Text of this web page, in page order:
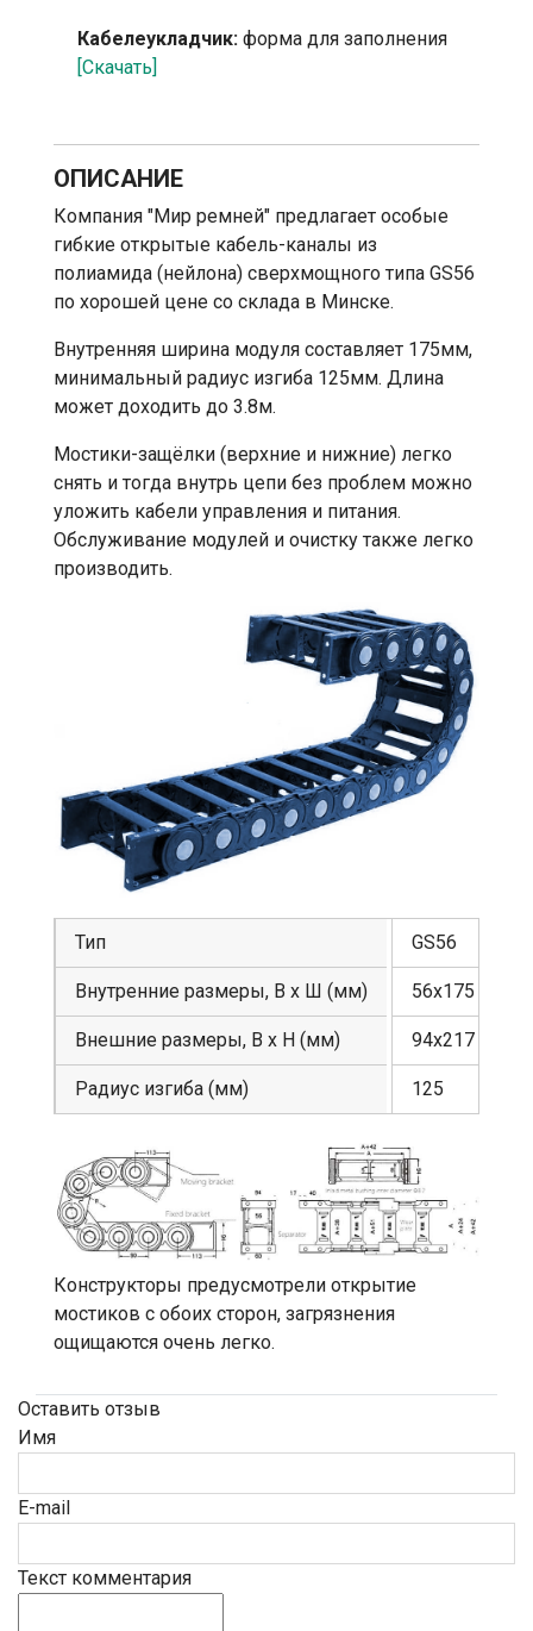
Кабелеукладчик: форма для заполнения
[Скачать]
ОПИСАНИЕ
Компания "Мир ремней" предлагает особые
гибкие открытые кабель-каналы из
полиамида (нейлона) сверхмощного типа GS56
по хорошей цене со склада в Минске.
Внутренняя ширина модуля составляет 175мм,
минимальный радиус изгиба 125мм. Длина
может доходить до 3.8м.
Мостики-защёлки (верхние и нижние) легко
снять и тогда внутрь цепи без проблем можно
уложить кабели управления и питания.
Обслуживание модулей и очистку также легко
производить.
Тип
Внутренние размеры, В х Ш (мм)
Внешние размеры, В х Н (мм)
Радиус изгиба (мм)
GS56
56х175
94х217
125
Конструкторы предусмотрели открытие
мостиков с обоих сторон, загрязнения
ощищаются очень легко.
Оставить отзыв
Имя
E-mail
Текст комментария